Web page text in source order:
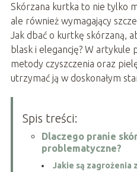
Skórzana kurtka to nie tylko
ale również wymagający
Jak dbać o kurtkę skórzaną,
blask i elegancję? W
metody czyszczenia oraz
utrzymać ją w doskonałym
Spis treści:
Dlaczego pranie
problematyczne?
Jakie są zagrożenia